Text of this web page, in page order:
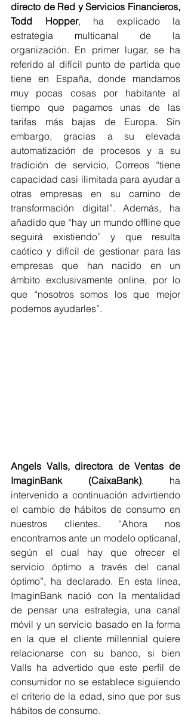
directo de Red y Servicios Financieros,
Todd Hopper, ha explicado la
estrategia multicanal de la
organización. En primer lugar, se ha
referido al difícil punto de partida que
tiene en España, donde mandamos
muy pocas cosas por habitante al
tiempo que pagamos unas de las
tarifas más bajas de Europa. Sin
embargo, gracias a su elevada
automatización de procesos y a su
tradición de servicio, Correos “tiene
capacidad casi ilimitada para ayudar a
otras empresas en su camino de
transformación digital”. Además, ha
añadido que “hay un mundo offline que
seguirá existiendo” y que resulta
caótico y difícil de gestionar para las
empresas que han nacido en un
ámbito exclusivamente online, por lo
que “nosotros somos los que mejor
podemos ayudarles”.
Angels Valls, directora de Ventas de
ImaginBank (CaixaBank), ha
intervenido a continuación advirtiendo
el cambio de hábitos de consumo en
nuestros clientes. “Ahora nos
encontramos ante un modelo opticanal,
según el cual hay que ofrecer el
servicio óptimo a través del canal
óptimo”, ha declarado. En esta línea,
ImaginBank nació con la mentalidad
de pensar una estrategia, una canal
móvil y un servicio basado en la forma
en la que el cliente millennial quiere
relacionarse con su banco, si bien
Valls ha advertido que este perfil de
consumidor no se establece siguiendo
el criterio de la edad, sino que por sus
hábitos de consumo.